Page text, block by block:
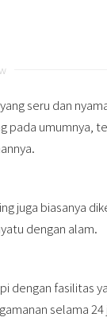
seru dan
pada umumnya,
juga biasanya
dengan alam.
dengan fasilitas
selama 24